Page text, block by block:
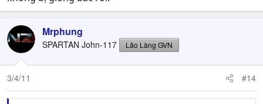
Mrphung
SPARTAN John-117 Lão Làng GVN
3/4/11 #14